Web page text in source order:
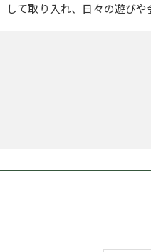
して取り入れ、日々の遊び